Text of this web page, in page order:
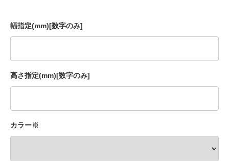
幅指定(mm)[数字のみ]
高さ指定(mm)[数字のみ]
カラー※